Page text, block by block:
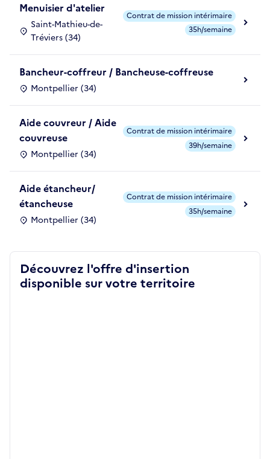
Menuisier d'atelier
Saint-Mathieu-de-
Tréviers (34)
Contrat de mission intérimaire
35h/semaine
Bancheur-coffreur / Bancheuse-coffreuse
Montpellier (34)
Aide couvreur / Aide
couvreuse
Montpellier (34)
Contrat de mission intérimaire
39h/semaine
Aide étancheur/
étancheuse
Montpellier (34)
Contrat de mission intérimaire
35h/semaine
Découvrez l'offre d'insertion
disponible sur votre territoire